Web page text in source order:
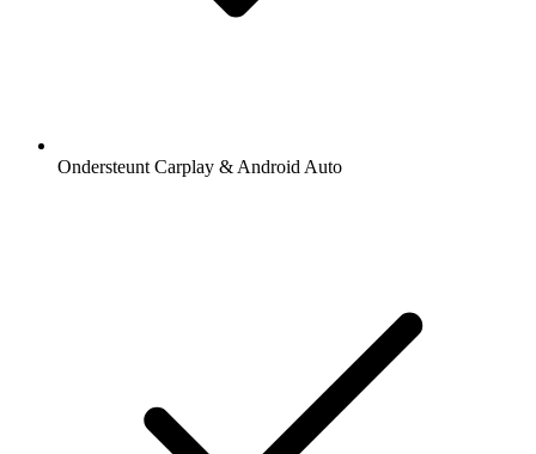
Ondersteunt Carplay & Android Auto